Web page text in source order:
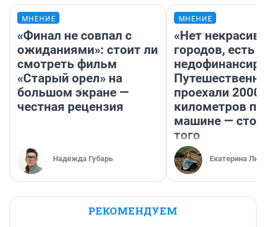
МНЕНИЕ
«Финал не совпал с
ожиданиями»: стоит ли
смотреть фильм
«Старый орел» на
большом экране —
честная рецензия
Надежда Губарь
МНЕНИЕ
«Нет
городов, есть
проехали 2000
километров по
машине —
того
Екатерина
РЕКОМЕНДУЕМ